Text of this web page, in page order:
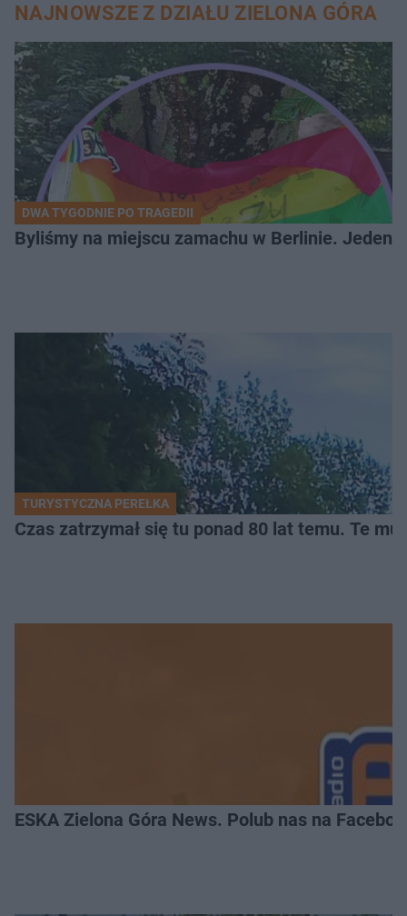
NAJNOWSZE Z DZIAŁU ZIELONA GÓRA
DWA TYGODNIE PO TRAGEDII
Byliśmy na miejscu zamachu w Berlinie. Jeden
TURYSTYCZNA PEREŁKA
Czas zatrzymał się tu ponad 80 lat temu. Te
ESKA Zielona Góra News. Polub nas na